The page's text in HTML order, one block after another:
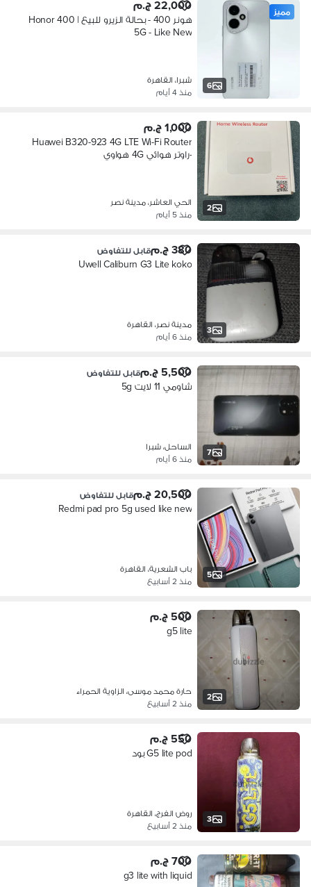
6
مميز 22,000 ج.م
هونر 400 - بحالة الزيرو للبيع | Honor 400
5G - Like New
شبرا، القاهرة
منذ 4 أيام
2
1,000 ج.م
Huawei B320-923 4G LTE Wi-Fi Router
-راوتر هوائي 4G هواوي
الحي العاشر، مدينة نصر
منذ 5 أيام
3
380 ج.م قابل للتفاوض
Uwell Caliburn G3 Lite koko
مدينة نصر، القاهرة
منذ 6 أيام
7
5,500 ج.م قابل للتفاوض
شاومي 11 لايت 5g
الساحل، شبرا
منذ 6 أيام
5
20,500 ج.م قابل للتفاوض
Redmi pad pro 5g used like new
باب الشعرية، القاهرة
منذ 2 أسابيع
2
500 ج.م
g5 lite
حارة محمد موسى، الزاوية الحمراء
منذ 2 أسابيع
3
550 ج.م
G5 lite pod بود
روض الفرج، القاهرة
منذ 2 أسابيع
700 ج.م
g3 lite with liquid